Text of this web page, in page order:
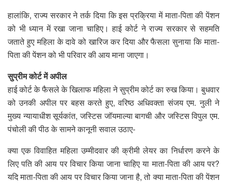
हालांकि, राज्य सरकार ने तर्क दिया कि इस प्रक्रिया में माता-पिता की पेंशन
को भी ध्यान में रखा जाना चाहिए। हाई कोर्ट ने राज्य सरकार से सहमति
जताते हुए महिला के दावे को खारिज कर दिया और फैसला सुनाया कि माता-
पिता की पेंशन को भी परिवार की आय माना जाएगा।
सुप्रीम कोर्ट में अपील
हाई कोर्ट के फैसले के खिलाफ महिला ने सुप्रीम कोर्ट का रुख किया। बुधवार
को उनकी अपील पर बहस करते हुए, वरिष्ठ अधिवक्ता संजय एम. नुली ने
मुख्य न्यायाधीश सूर्यकांत, जस्टिस जॉयमाल्या बागची और जस्टिस विपुल एम.
पंचोली की पीठ के सामने कानूनी सवाल उठाए-
क्या एक विवाहित महिला उम्मीदवार की क्रीमी लेयर का निर्धारण करने के
लिए पति की आय पर विचार किया जाना चाहिए या माता-पिता की आय पर?
यदि माता-पिता की आय पर विचार किया जाना है, तो क्या माता-पिता की पेंशन